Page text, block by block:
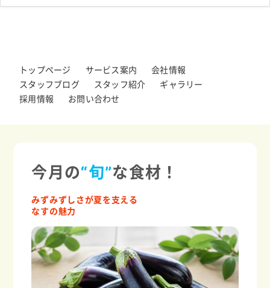
トップページ サービス案内
会社情報
スタッフブログ
スタッフ紹介
ギャラリー
採用情報
お問い合わせ
今月の“旬”な食材！
みずみずしさが夏を支える
なすの魅力